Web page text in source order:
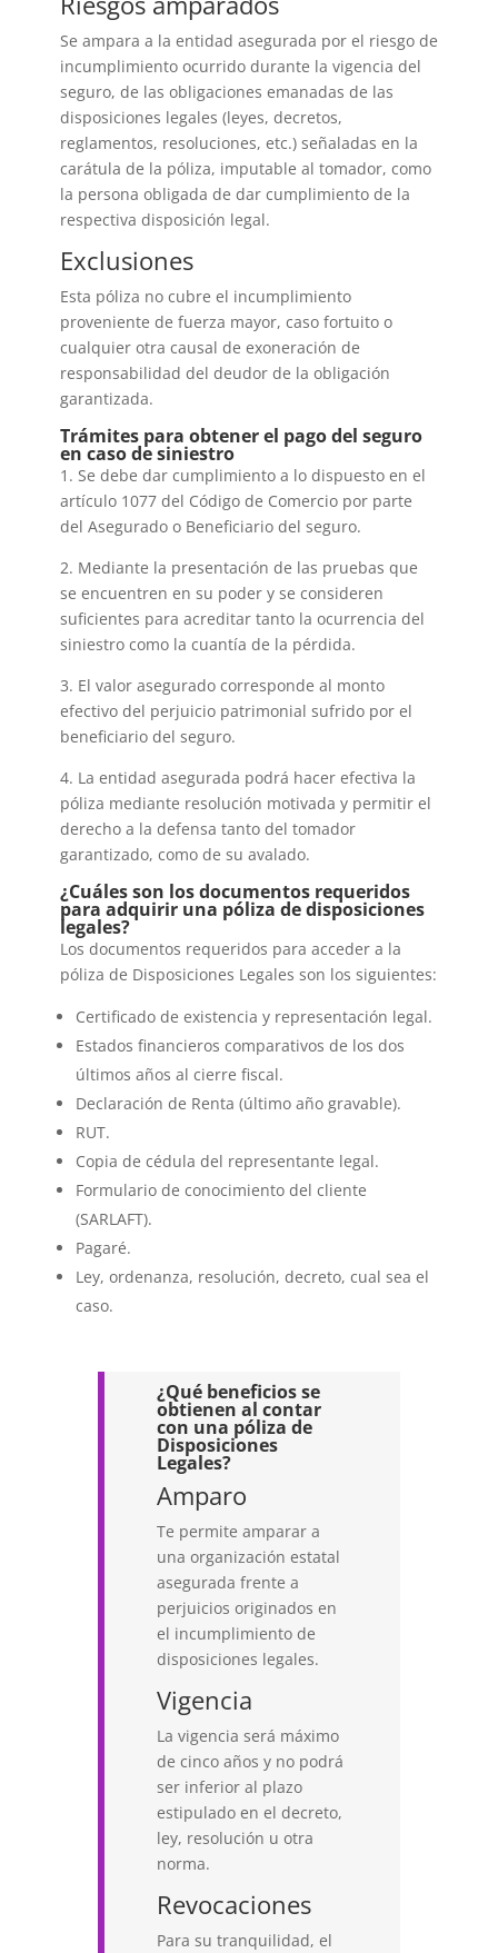
Se ampara a la entidad asegurada por el riesgo de
incumplimiento ocurrido durante la vigencia del
seguro, de las obligaciones emanadas de las
disposiciones legales (leyes, decretos,
reglamentos, resoluciones, etc.) señaladas en la
carátula de la póliza, imputable al tomador, como
la persona obligada de dar cumplimiento de la
respectiva disposición legal.
Exclusiones
Esta póliza no cubre el incumplimiento
proveniente de fuerza mayor, caso fortuito o
cualquier otra causal de exoneración de
responsabilidad del deudor de la obligación
garantizada.
Trámites para obtener el pago del seguro
en caso de siniestro
1. Se debe dar cumplimiento a lo dispuesto en el
artículo 1077 del Código de Comercio por parte
del Asegurado o Beneficiario del seguro.
2. Mediante la presentación de las pruebas que
se encuentren en su poder y se consideren
suficientes para acreditar tanto la ocurrencia del
siniestro como la cuantía de la pérdida.
3. El valor asegurado corresponde al monto
efectivo del perjuicio patrimonial sufrido por el
beneficiario del seguro.
4. La entidad asegurada podrá hacer efectiva la
póliza mediante resolución motivada y permitir el
derecho a la defensa tanto del tomador
garantizado, como de su avalado.
¿Cuáles son los documentos requeridos
para adquirir una póliza de disposiciones
legales?
Los documentos requeridos para acceder a la
póliza de Disposiciones Legales son los siguientes:
Certificado de existencia y representación legal.
Estados financieros comparativos de los dos
últimos años al cierre fiscal.
Declaración de Renta (último año gravable).
RUT.
Copia de cédula del representante legal.
Formulario de conocimiento del cliente
(SARLAFT).
Pagaré.
Ley, ordenanza, resolución, decreto, cual sea el
caso.
¿Qué beneficios se
obtienen al contar
con una póliza de
Disposiciones
Legales?
Amparo
Te permite amparar a
una organización estatal
asegurada frente a
perjuicios originados en
el incumplimiento de
disposiciones legales.
Vigencia
La vigencia será máximo
de cinco años y no podrá
ser inferior al plazo
estipulado en el decreto,
ley, resolución u otra
norma.
Revocaciones
Para su tranquilidad, el